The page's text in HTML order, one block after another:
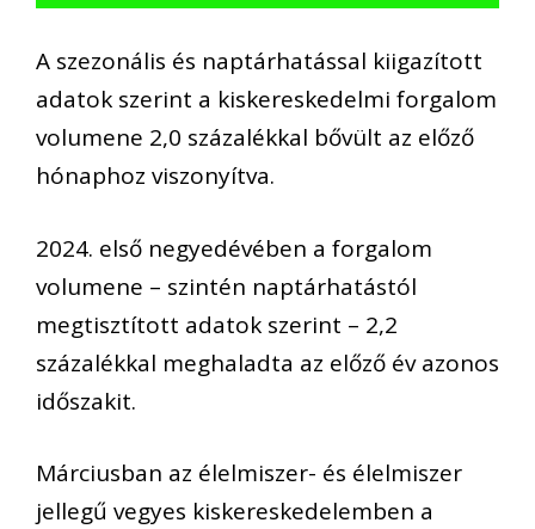
A szezonális és naptárhatással kiigazított
adatok szerint a kiskereskedelmi forgalom
volumene 2,0 százalékkal bővült az előző
hónaphoz viszonyítva.
2024. első negyedévében a forgalom
volumene – szintén naptárhatástól
megtisztított adatok szerint – 2,2
százalékkal meghaladta az előző év azonos
időszakit.
Márciusban az élelmiszer- és élelmiszer
jellegű vegyes kiskereskedelemben a